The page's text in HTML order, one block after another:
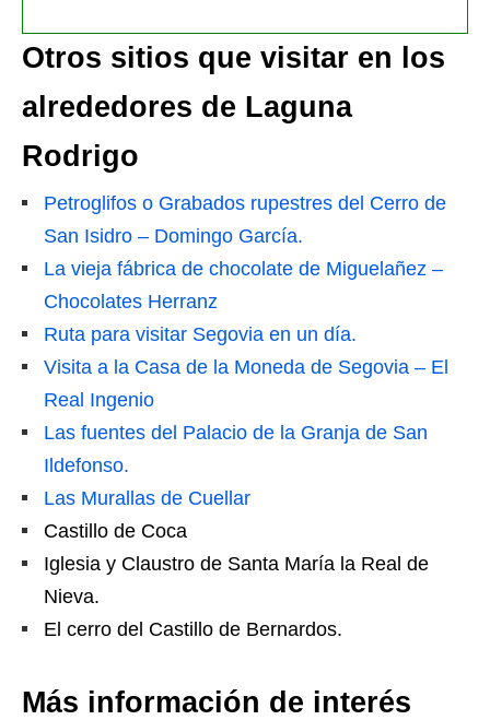
Otros sitios que visitar en los
alrededores de Laguna
Rodrigo
Petroglifos o Grabados rupestres del Cerro de
San Isidro – Domingo García.
La vieja fábrica de chocolate de Miguelañez –
Chocolates Herranz
Ruta para visitar Segovia en un día.
Visita a la Casa de la Moneda de Segovia – El
Real Ingenio
Las fuentes del Palacio de la Granja de San
Ildefonso.
Las Murallas de Cuellar
Castillo de Coca
Iglesia y Claustro de Santa María la Real de
Nieva.
El cerro del Castillo de Bernardos.
Más información de interés